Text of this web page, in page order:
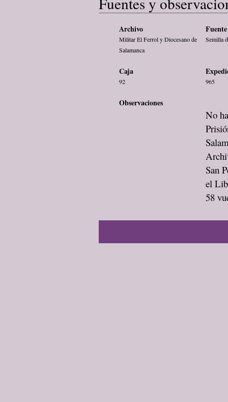
Archivo
Militar El Ferrol y Diocesano de
Salamanca
Semilla
Caja
92 965
Observaciones
No
San
el
58